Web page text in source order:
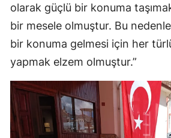
Bartın
olarak güçlü bir konuma
bir mesele olmuştur. Bu
bir konuma gelmesi için her
yapmak elzem olmuştur.”